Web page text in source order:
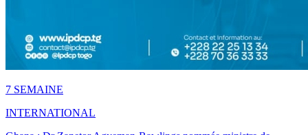
7 SEMAINE
INTERNATIONAL